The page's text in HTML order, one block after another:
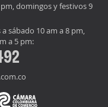
domingos y festivos 9
sábado 10 am a 8 pm,
a 5 pm: